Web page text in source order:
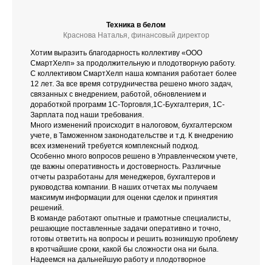
Техника в белом
Краснова Наталья, финансовый директор
Хотим выразить благодарность коллективу «ООО
СмартХелп» за продолжительную и плодотворную работу.
С коллективом СмартХелп наша компания работает более
12 лет. За все время сотрудничества решено много задач,
связанных с внедрением, работой, обновлением и
доработкой программ 1С-Торговля,1С-Бухгалтерия, 1С-
Зарплата под наши требования.
Много изменений происходит в налоговом, бухгалтерском
учете, в Таможенном законодательстве и т.д. К внедрению
всех изменений требуется комплексный подход.
Особенно много вопросов решено в Управленческом учете,
где важны оперативность и достоверность. Различные
отчеты разработаны для менеджеров, бухгалтеров и
руководства компании. В наших отчетах мы получаем
максимум информации для оценки сделок и принятия
решений.
В команде работают опытные и грамотные специалисты,
решающие поставленные задачи оперативно и точно,
готовы ответить на вопросы и решить возникшую проблему
в кротчайшие сроки, какой бы сложности она ни была.
Надеемся на дальнейшую работу и плодотворное